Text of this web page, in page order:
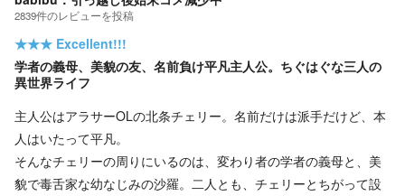
2839件のレビューを投稿
★★★ Excellent!!!
学者の義母、美貌の友、名前負け平凡主人公。ちぐはぐな三人の
異世界ライフ
主人公はアラサーOLの北条チェリー。名前だけは派手だけど、本
人はいたって平凡。
そんなチェリーの周りにいるのは、変わり者の学者の義母と、美
貌で毒舌家な幼なじみの沙羅。二人とも、チェリーとちがって設